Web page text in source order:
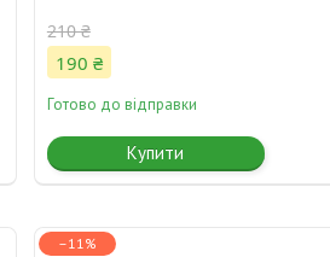
210 ₴
190 ₴
Готово до відправки
Купити
–11%